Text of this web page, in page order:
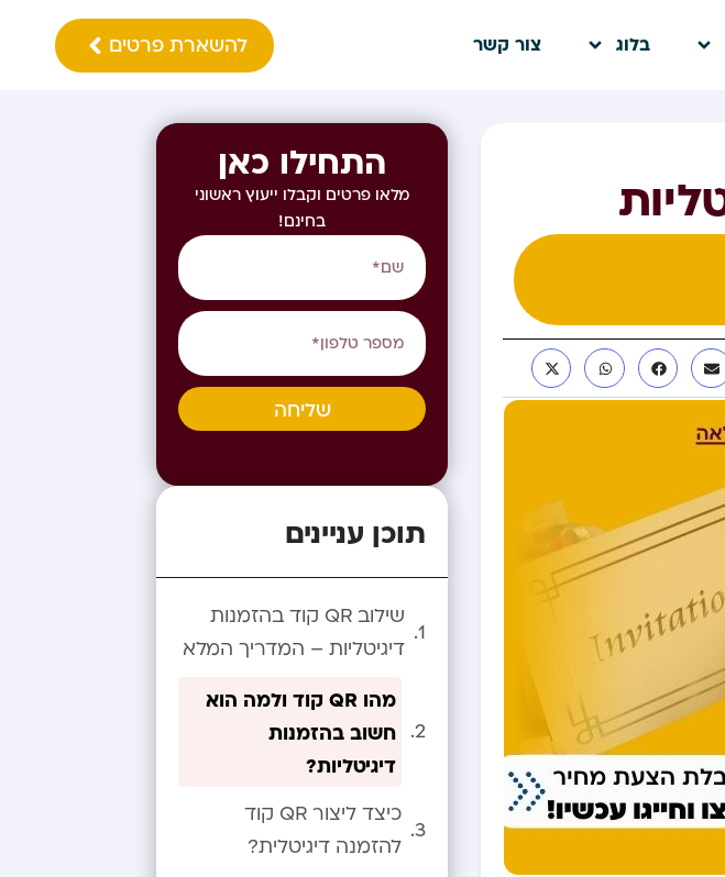
בלוג צור קשר להשארת פרטים
התחילו כאן
מלאו פרטים וקבלו ייעוץ ראשוני
בחינם!
שליחה
תוכן עניינים
שילוב QR קוד בהזמנות
דיגיטליות – המדריך המלא
מהו QR קוד ולמה הוא
חשוב בהזמנות
דיגיטליות?
כיצד ליצור QR קוד
להזמנה דיגיטלית?